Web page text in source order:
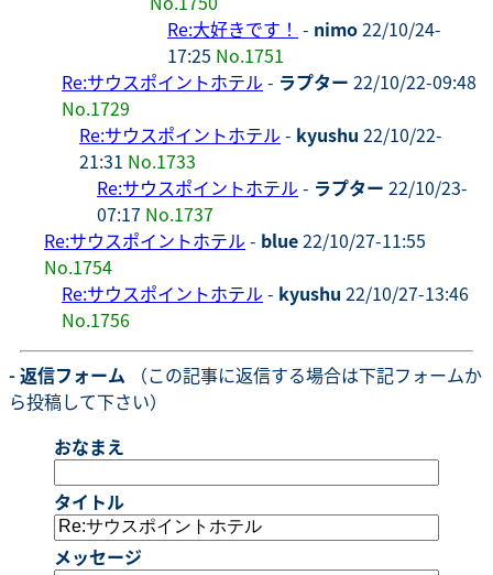
Re:大好きです！ - nimo22/10/24-
17:25 No.1751
Re:サウスポイントホテル - ラプター 22/10/22-09:48
No.1729
Re:サウスポイントホテル - kyushu 22/10/22-
21:31 No.1733
Re:サウスポイントホテル - ラプター 22/10/23-
07:17 No.1737
Re:サウスポイントホテル - blue22/10/27-11:55
No.1754
Re:サウスポイントホテル - kyushu 22/10/27-13:46
No.1756
- 返信フォーム （この記事に返信する場合は下記フォームか
ら投稿して下さい）
おなまえ
タイトル
メッセージ